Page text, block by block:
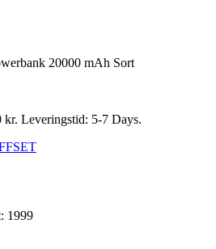
20000 mAh Sort
kr. Leveringstid: 5-7 Days.
1999